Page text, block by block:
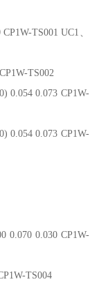
TS001 UC1、
TS002
0.054 0.073 CP1W-
0.054 0.073 CP1W-
0.070 0.030 CP1W-
TS004